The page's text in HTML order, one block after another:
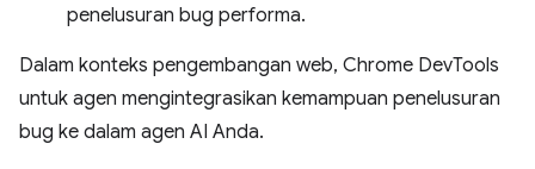
penelusuran bug performa.
Dalam konteks pengembangan web, Chrome DevTools
untuk agen mengintegrasikan kemampuan penelusuran
bug ke dalam agen AI Anda.